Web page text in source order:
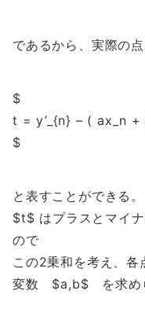
であるから、実際の
$
t = y’_{n} – ( ax_n +
$
と表すことができる。
$t$ はプラスとマイ
ので
この2乗和を考え、各
変数 $a,b$ を求め